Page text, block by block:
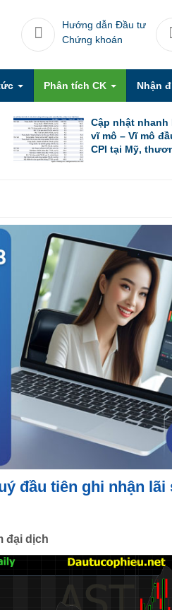
Hướng dẫn Đầu tư
Chứng khoán
Phân tích CK Nhận
Cập nhật nhanh
vĩ mô – Vĩ mô
CPI tại Mỹ,
đầu tiên ghi nhận
đại dịch